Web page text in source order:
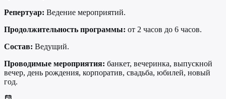
Репертуар: Ведение мероприятий.
Продолжительность программы: от 2 часов до 6 часов.
Состав: Ведущий.
Проводимые мероприятия: банкет, вечеринка, выпускной
вечер, день рождения, корпоратив, свадьба, юбилей, новый
год.